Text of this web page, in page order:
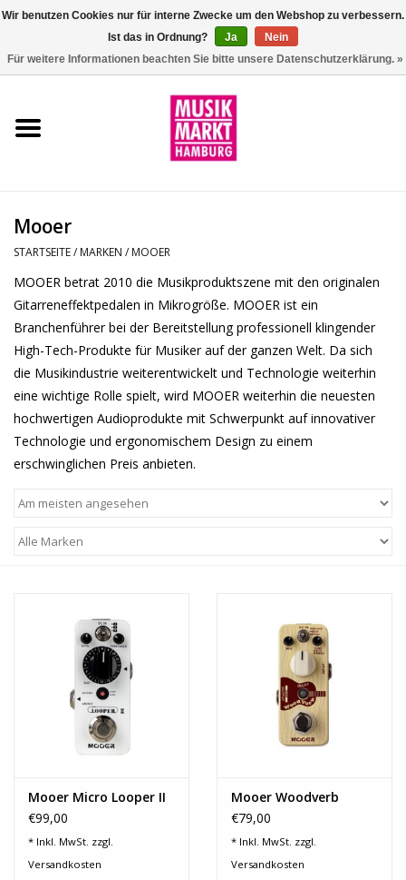
Aktion
Percussion
Tasteninstrumente
DJ
Recording
Lichttechnik
PA-Anlage
Signalprozessoren & Effekte
Star-Club Merch
Sound Equipment
Noten-Zubehör
Jobbörse
Mooer
STARTSEITE/ MARKEN / MOOER
MOOER betrat 2010 die Musikproduktszene mit den originalen
Gitarreneffektpedalen in Mikrogröße. MOOER ist ein
Branchenführer bei der Bereitstellung professionell klingender
High-Tech-Produkte für Musiker auf der ganzen Welt. Da sich
die Musikindustrie weiterentwickelt und Technologie weiterhin
eine wichtige Rolle spielt, wird MOOER weiterhin die neuesten
hochwertigen Audioprodukte mit Schwerpunkt auf innovativer
Technologie und ergonomischem Design zu einem
erschwinglichen Preis anbieten.
Mooer Micro Looper II
€99,00
* Inkl. MwSt. zzgl.
Versandkosten
Mooer Woodverb
€79,00
* Inkl. MwSt. zzgl.
Versandkosten
Wir benutzen Cookies nur für interne Zwecke um den Webshop zu verbessern.
Ist das in Ordnung?
Ja
Nein
Für weitere Informationen beachten Sie bitte unsere Datenschutzerklärung. »